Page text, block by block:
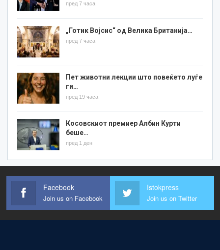
пред 7 часа
„Готик Војсис“ од Велика Британија…
пред 7 часа
Пет животни лекции што повеќето луѓе
ги…
пред 19 часа
Косовскиот премиер Албин Курти
беше…
пред 1 ден
Facebook
Join us on Facebook
Istokpress
Join us on Twitter